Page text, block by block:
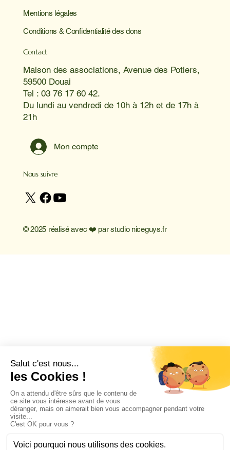
Mentions légales
Conditions & Confidentialité des dons
Contact
Maison des associations, Avenue des Potiers,
59500 Douai
Tel : 03 76 17 60 42.
Du lundi au vendredi de 10h à 12h et de 17h à
21h
Mon compte
Nous suivre
© 2025 réalisé avec ❤️ parstudio niceguys.fr